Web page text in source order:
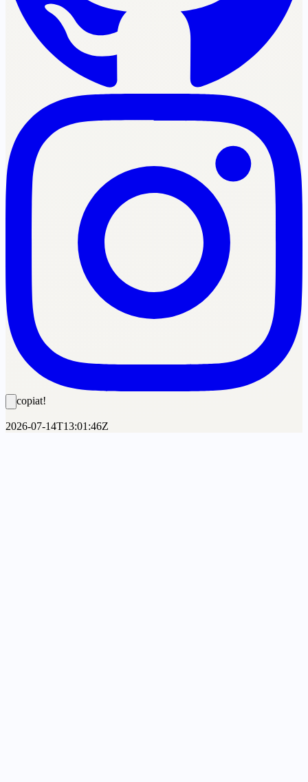
copiat!
2026-07-14T13:01:46Z